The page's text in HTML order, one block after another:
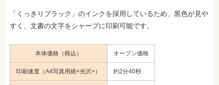
「くっきりブラック」のインクを採用しているため、黒色が見や
すく、文書の文字をシャープに印刷可能です。
本体価格（税込） オープン価格
印刷速度（A4写真用紙<光沢>） 約2分40秒